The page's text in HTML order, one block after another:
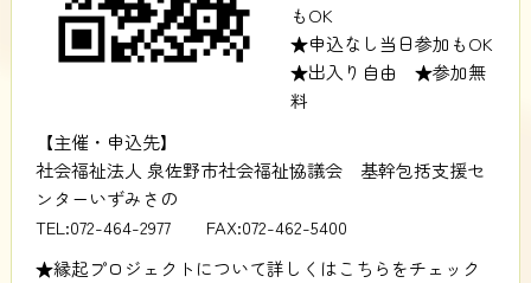
もOK
★申込なし当日参加もOK
★出入り自由 ★参加無
料
【主催・申込先】
社会福祉法人 泉佐野市社会福祉協議会 基幹包括支援セ
ンターいずみさの
TEL:072-464-2977 FAX:072-462-5400
★縁起プロジェクトについて詳しくはこちらをチェック